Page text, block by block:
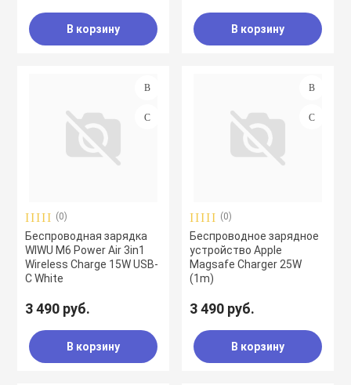
В корзину В корзину
(0)
Беспроводная зарядка
WIWU M6 Power Air 3in1
Wireless Charge 15W USB-
C White
3 490 руб.
В корзину
(0)
Беспроводное зарядное
устройство Apple
Magsafe Charger 25W
(1m)
3 490 руб.
В корзину